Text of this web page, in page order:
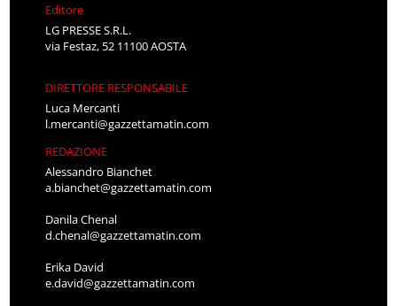
Editore
LG PRESSE S.R.L.
via Festaz, 52 11100 AOSTA
DIRETTORE RESPONSABILE
Luca Mercanti
l.mercanti@gazzettamatin.com
REDAZIONE
Alessandro Bianchet
a.bianchet@gazzettamatin.com
Danila Chenal
d.chenal@gazzettamatin.com
Erika David
e.david@gazzettamatin.com